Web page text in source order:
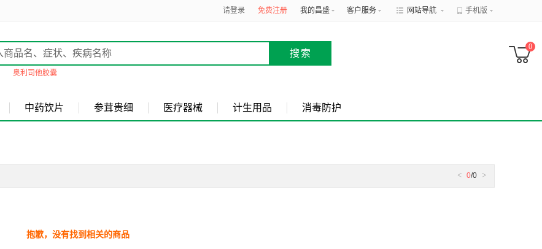
请登录 免费注册 我的昌盛 客户服务 网站导航 手机版
搜索
奥利司他胶囊
0
中药饮片 参茸贵细 医疗器械 计生用品 消毒防护
< 0/0 >
抱歉，没有找到相关的商品